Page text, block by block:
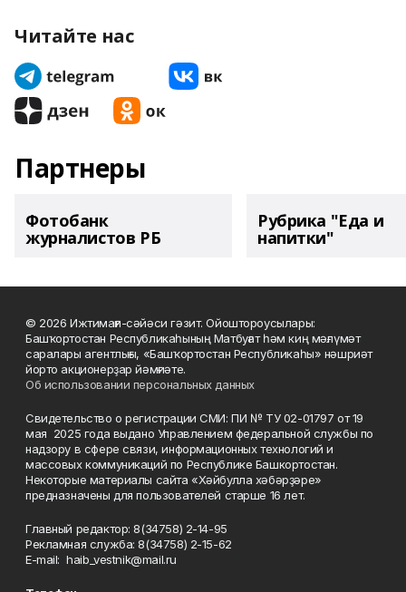
Читайте нас
Партнеры
Фотобанк
журналистов РБ
Рубрика "Еда и
напитки"
© 2026 Ижтимағи-сәйәси гәзит. Ойоштороусылары:
Башҡортостан Республикаһының Матбуғат һәм киң мәғлүмәт
саралары агентлығы, «Башҡортостан Республикаһы» нәшриәт
йорто акционерҙар йәмғиәте.
Об использовании персональных данных
Свидетельство о регистрации СМИ: ПИ № ТУ 02-01797 от 19
мая 2025 года выдано Управлением федеральной службы по
надзору в сфере связи, информационных технологий и
массовых коммуникаций по Республике Башкортостан.
Некоторые материалы сайта «Хәйбулла хәбәрҙәре»
предназначены для пользователей старше 16 лет.
Главный редактор: 8(34758) 2-14-95
Рекламная служба: 8(34758) 2-15-62
Е-mаil: haib_vestnik@mail.ru